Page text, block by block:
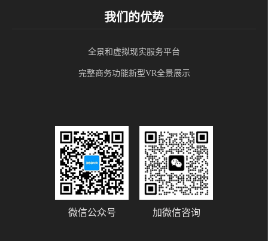
我们的优势
全景和虚拟现实服务平台
完整商务功能新型VR全景展示
微信公众号 加微信咨询